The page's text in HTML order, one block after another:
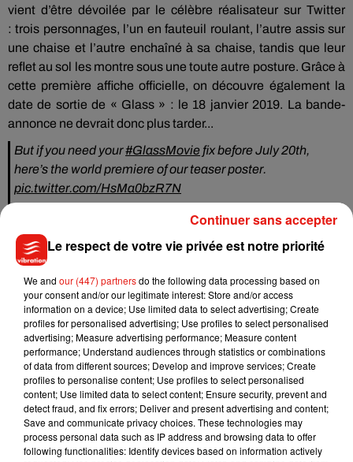
vient d’être dévoilée par le célèbre réalisateur sur Twitter
: trois personnages, l’un en fauteuil roulant, l’autre assis sur
une chaise et l’autre enchaîné à sa chaise, tandis que leur
reflet au sol les montre sous une toute autre posture. Grâce à
cette première affiche officielle, on découvre également la
date de sortie de « Glass » : le 18 janvier 2019. La bande-
annonce ne devrait donc plus tarder...
But if you need your#GlassMovie fix before July 20th,
here’s the world premiere of our teaser poster.
pic.twitter.com/HsMa0bzR7N
— M. Night Shyamalan (@MNightShyamalan)29 juin 2018
Musique
Julien Lieb s’essaye à la vie de chatelain
dans son nouveau clip
Madonna sort enfin le remix de « Love
Le respect de votre vie privée est notre priorité
We and our (447) partnersdo the following data processing based on
your consent and/or our legitimate interest: Store and/or access
information on a device; Use limited data to select advertising; Create
profiles for personalised advertising; Use profiles to select personalised
advertising; Measure advertising performance; Measure content
performance; Understand audiences through statistics or combinations
of data from different sources; Develop and improve services; Create
profiles to personalise content; Use profiles to select personalised
content; Use limited data to select content; Ensure security, prevent and
detect fraud, and fix errors; Deliver and present advertising and content;
Save and communicate privacy choices. These technologies may
process personal data such as IP address and browsing data to offer
following functionalities: Identify devices based on information actively
Continuer sans accepter